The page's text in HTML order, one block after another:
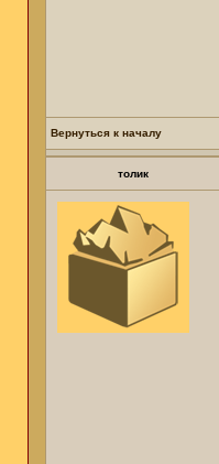
Вернуться к началу
толик